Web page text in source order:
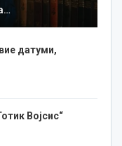
датуми,
Војсис“